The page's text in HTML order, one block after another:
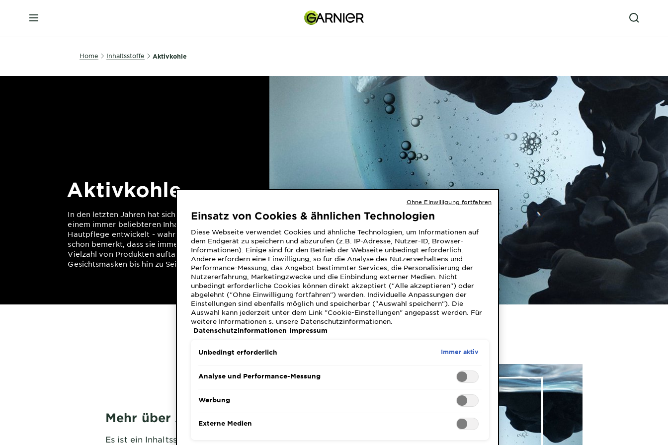
MENU
Home Inhaltsstoffe Aktivkohle
Aktivkohle
In den letzten Jahren hat sich Aktivkohle zu
einem immer beliebteren Inhaltsstoff in der
Hautpflege entwickelt - wahrscheinlich hast du
schon bemerkt, dass sie immer wieder in einer
Vielzahl von Produkten auftaucht, von
Gesichtsmasken bis hin zu Seife,
Mehr über Aktivkohle
Es ist ein Inhaltsstoff mit unglaublichen
Einsatz von Cookies & ähnlichen Technologien
Diese Webseite verwendet Cookies und ähnliche Technologien, um Informationen auf
dem Endgerät zu speichern und abzurufen (z.B. IP-Adresse, Nutzer-ID, Browser-
Informationen). Einige sind für den Betrieb der Webseite unbedingt erforderlich.
Andere erfordern eine Einwilligung, so für die Analyse des Nutzerverhaltens und
Performance-Messung, das Angebot bestimmter Services, die Personalisierung der
Nutzererfahrung, Marketingzwecke und die Einbindung externer Medien. Nicht
unbedingt erforderliche Cookies können direkt akzeptiert ("Alle akzeptieren") oder
abgelehnt ("Ohne Einwilligung fortfahren") werden. Individuelle Anpassungen der
Einstellungen sind ebenfalls möglich und speicherbar ("Auswahl speichern"). Die
Auswahl kann jederzeit unter dem Link "Cookie-Einstellungen" angepasst werden. Für
weitere Informationen s. unsere Datenschutzinformationen.
Datenschutzinformationen Impressum
Unbedingt erforderlich Immer aktiv
Analyse und Performance-Messung
Werbung
Externe Medien
Ohne Einwilligung fortfahren